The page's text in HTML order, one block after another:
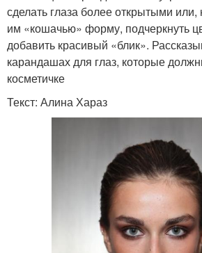
сделать глаза более открытыми или,
им «кошачью» форму, подчеркнуть
добавить красивый «блик».
карандашах для глаз, которые
косметичке
Текст: Алина Хараз